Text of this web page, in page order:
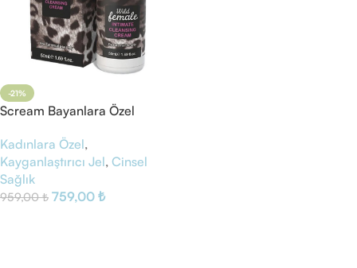
-21%
Scream Bayanlara Özel
Kadınlara Özel,
Kayganlaştırıcı Jel, Cinsel
Sağlık
959,00₺ 759,00 ₺